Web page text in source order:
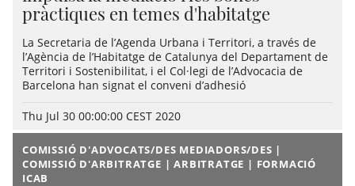
pràctiques en temes d'habitatge
La Secretaria de l’Agenda Urbana i Territori, a través de
l’Agència de l’Habitatge de Catalunya del Departament de
Territori i Sostenibilitat, i el Col·legi de l’Advocacia de
Barcelona han signat el conveni d’adhesió
Thu Jul 30 00:00:00 CEST 2020
COMISSIÓ D'ADVOCATS/DES MEDIADORS/DES |
COMISSIÓ D'ARBITRATGE | ARBITRATGE | FORMACIÓ
ICAB